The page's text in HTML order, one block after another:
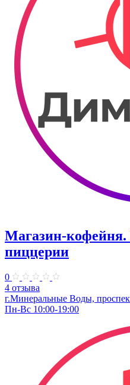
Магазин-кофейня.
пиццерии
0
4 отзыва
г.Минеральные Воды,
Пн-Вс 10:00-19:00